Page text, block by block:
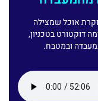
אוכל שמצילה
דוקטורט בטכניון,
ובמטבח.